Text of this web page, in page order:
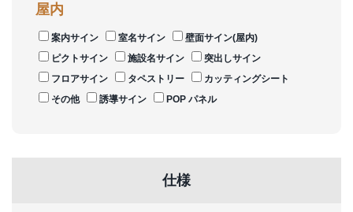
屋内
案内サイン 室名サイン
壁面サイン(屋内)
ピクトサイン
施設名サイン
突出しサイン
フロアサイン
タペストリー
カッティングシート
その他
誘導サイン POP パネル
仕様